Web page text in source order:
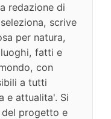
redazione di
scrive
per natura,
fatti e
con
a tutti
e attualita'. Si
progetto e